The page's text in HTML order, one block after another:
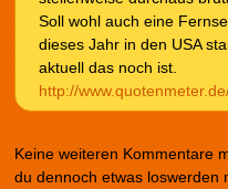
Soll wohl auch eine
dieses Jahr in den USA
aktuell das noch ist.
http://
Keine weiteren Kommentare
du dennoch etwas loswerden